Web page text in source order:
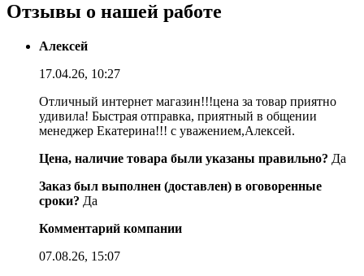
Отзывы о нашей работе
Алексей
17.04.26, 10:27
Отличный интернет магазин!!!цена за товар приятно
удивила! Быстрая отправка, приятный в общении
менеджер Екатерина!!! с уважением,Алексей.
Цена, наличие товара были указаны правильно? Да
Заказ был выполнен (доставлен) в оговоренные
сроки? Да
Комментарий компании
07.08.26, 15:07